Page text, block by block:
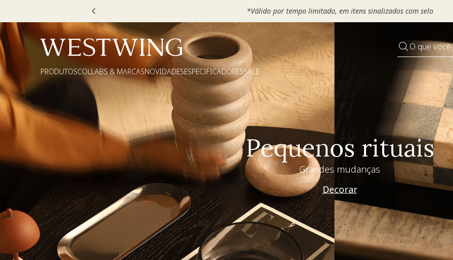
*Válido por tempo limitado, em itens
O que
PRODUTOSCOLLABS & MARCASNOVIDADESESPECIFICADORESSALE
Pequenos rituais
Grandes mudanças
Decorar